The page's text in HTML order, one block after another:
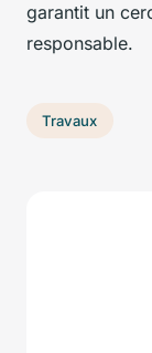
garantit un
responsable.
Travaux